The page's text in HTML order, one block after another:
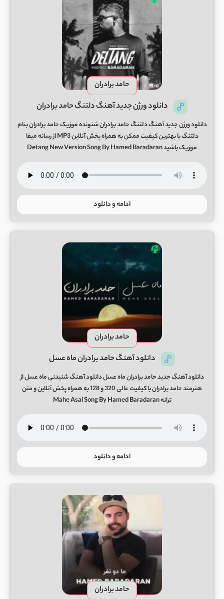
حامد برادران
دانلود ورژن جدید آهنگ دلتنگ حامد برادران
دانلود ورژن جدید آهنگ دلتنگ حامد برادران شنونده موزیک حامد برادران بنام
دلتنگ با بهترین کیفیت ممکن به همراه پخش آنلاین MP3 از رسانه میفا
موزیک باشید Detang New Version Song By Hamed Baradaran
ادامه و دانلود
حامد برادران
دانلود آهنگ حامد برادران ماه عسل
دانلود آهنگ جدید حامد برادران ماه عسل دانلود آهنگ شنیدنی ماه عسل از
هنرمند حامد برادران با کیفیت عالی 320 و 128 به همراه پخش آنلاین و متن
ترانه Mahe Asal Song By Hamed Baradaran
ادامه و دانلود
حامد برادران